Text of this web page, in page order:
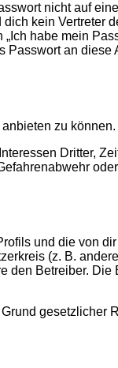
nicht auf
kein Vertreter
habe mein
an diese
zu können.
Dritter,
und die von
(z. B.
den Betreiber. Die
gesetzlicher